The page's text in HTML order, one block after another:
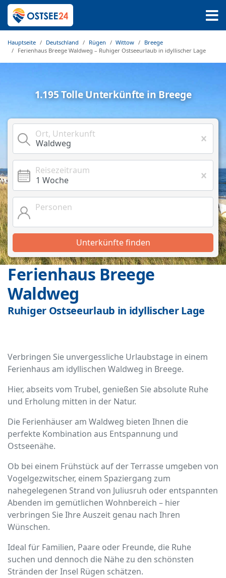
Hauptseite Deutschland Rügen Wittow
Breege
Ferienhaus Breege Waldweg – Ruhiger Ostseeurlaub in idyllischer Lage
1.195 Tolle Unterkünfte in Breege
Ort, Unterkunft
Reisezeitraum
Personen
Unterkünfte finden
Ferienhaus Breege
Waldweg
Ruhiger Ostseeurlaub in idyllischer Lage
Verbringen Sie unvergessliche Urlaubstage in einem
Ferienhaus am idyllischen Waldweg in Breege.
Hier, abseits vom Trubel, genießen Sie absolute Ruhe
und Erholung mitten in der Natur.
Die Ferienhäuser am Waldweg bieten Ihnen die
perfekte Kombination aus Entspannung und
Ostseenähe.
Ob bei einem Frühstück auf der Terrasse umgeben von
Vogelgezwitscher, einem Spaziergang zum
nahegelegenen Strand von Juliusruh oder entspannten
Abenden im gemütlichen Wohnbereich – hier
verbringen Sie Ihre Auszeit genau nach Ihren
Wünschen.
Ideal für Familien, Paare oder Freunde, die Ruhe
suchen und dennoch die Nähe zu den schönsten
Stränden der Insel Rügen schätzen.